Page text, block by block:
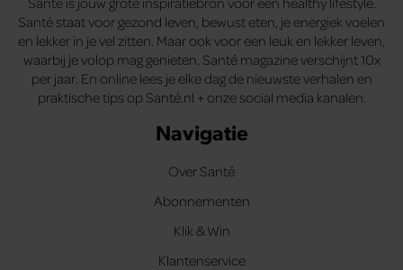
Santé staat voor gezond leven, bewust eten, je energiek voelen
en lekker in je vel zitten. Maar ook voor een leuk en lekker leven,
waarbij je volop mag genieten. Santé magazine verschijnt 10x
per jaar. En online lees je elke dag de nieuwste verhalen en
praktische tips op Santé.nl + onze social media kanalen.
Navigatie
Over Santé
Abonnementen
Klik & Win
Klantenservice